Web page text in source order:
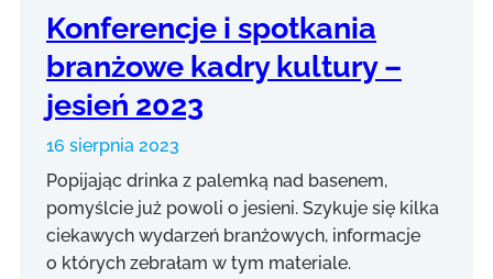
Konferencje i spotkania
branżowe kadry kultury –
jesień 2023
16 sierpnia 2023
Popijając drinka z palemką nad basenem,
pomyślcie już powoli o jesieni. Szykuje się kilka
ciekawych wydarzeń branżowych, informacje
o których zebrałam w tym materiale.